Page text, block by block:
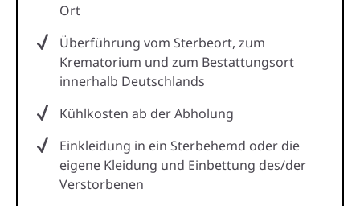
Ort
Überführung vom Sterbeort, zum
Krematorium und zum Bestattungsort
innerhalb Deutschlands
Kühlkosten ab der Abholung
Einkleidung in ein Sterbehemd oder die
eigene Kleidung und Einbettung des/der
Verstorbenen